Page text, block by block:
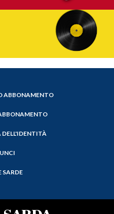
ABBONAMENTO
DELL'IDENTITÀ
SARDE